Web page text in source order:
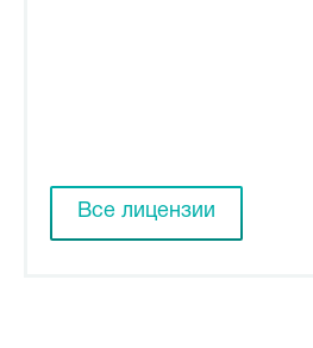
Все лицензии